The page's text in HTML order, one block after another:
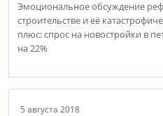
Эмоциональное обсуждение
строительстве и её
плюс: спрос на новостройки в
на 22%
5 августа 2018